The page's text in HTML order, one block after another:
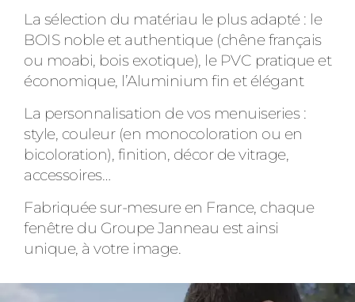
La sélection du matériau le plus adapté : le
BOIS noble et authentique (chêne français
ou moabi, bois exotique), le PVC pratique et
économique, l’Aluminium fin et élégant
La personnalisation de vos menuiseries :
style, couleur (en monocoloration ou en
bicoloration), finition, décor de vitrage,
accessoires…
Fabriquée sur-mesure en France, chaque
fenêtre du Groupe Janneau est ainsi
unique, à votre image.